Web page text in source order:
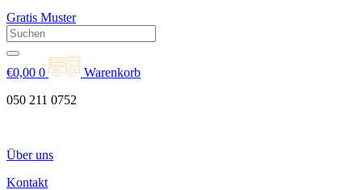
Gratis Muster
€0,00 0
Warenkorb
050 211 0752
Über uns
Kontakt